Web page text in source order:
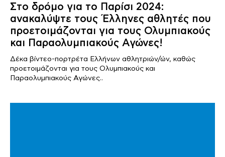
Στο δρόμο για το Παρίσι 2024:
ανακαλύψτε τους Έλληνες αθλητές που
προετοιμάζονται για τους Ολυμπιακούς
και Παραολυμπιακούς Αγώνες!
Δέκα βίντεο-πορτρέτα Ελλήνων αθλητριών/ών, καθώς
προετοιμάζονται για τους Ολυμπιακούς και
Παραολυμπιακούς Αγώνες..